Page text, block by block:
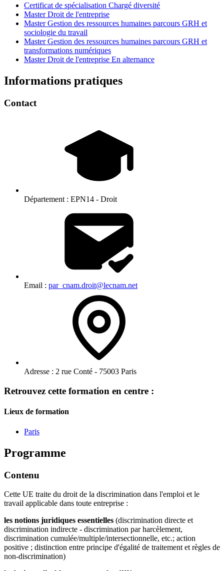
Certificat de spécialisation Chargé diversité
Master Droit de l'entreprise
Master Gestion des ressources humaines parcours GRH et
sociologie du travail
Master Gestion des ressources humaines parcours GRH et
transformations numériques
Master Droit de l'entreprise En alternance
Informations pratiques
Contact
Département : EPN14 - Droit
Email : par_cnam.droit@lecnam.net
Adresse : 2 rue Conté - 75003 Paris
Retrouvez cette formation en centre :
Lieux de formation
Paris
Programme
Contenu
Cette UE traite du droit de la discrimination dans l'emploi et le
travail applicable dans toute entreprise :
les notions juridiques essentielles (discrimination directe et
discrimination indirecte - discrimination par harcèlement,
discrimination cumulée/multiple/intersectionnelle, etc.; action
positive ; distinction entre principe d'égalité de traitement et règles de
non-discrimination)